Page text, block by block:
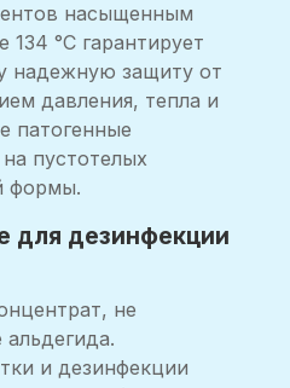
насыщенным
°C гарантирует
надежную защиту от
давления, тепла и
патогенные
пустотелых
формы.
для дезинфекции
не
и дезинфекции